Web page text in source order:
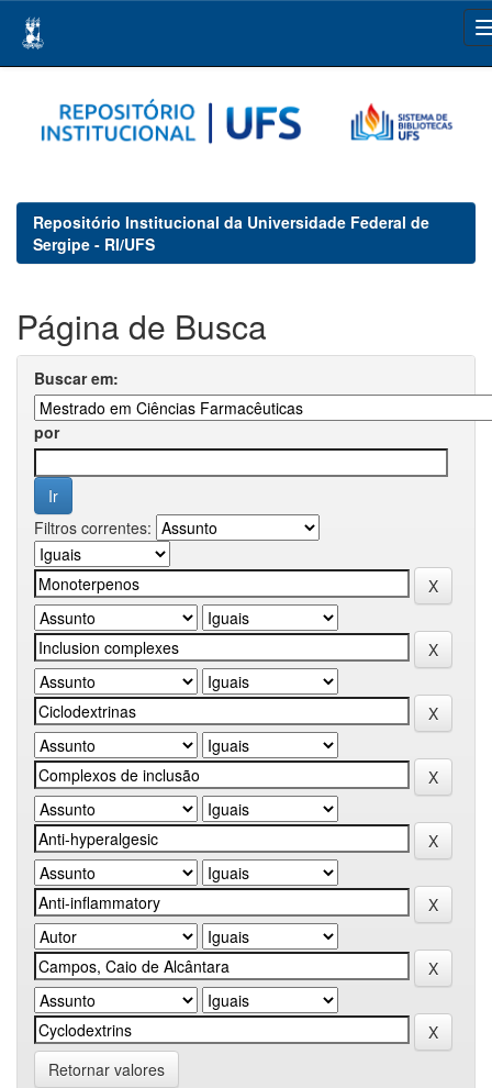
navigation
Repositório Institucional da Universidade Federal de
Sergipe - RI/UFS
Página de Busca
Buscar em:
por
Filtros correntes:
Retornar valores